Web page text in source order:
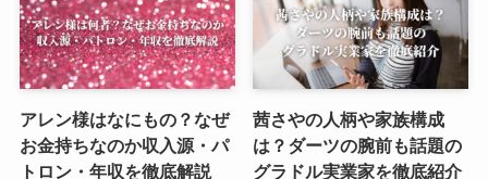
アレン様はなにもの？なぜ
お金持ちなのか収入源・パ
トロン・年収を徹底解説
茜さやの人柄や家族構成
は？ダーツの腕前も話題の
グラドル実業家を徹底紹介